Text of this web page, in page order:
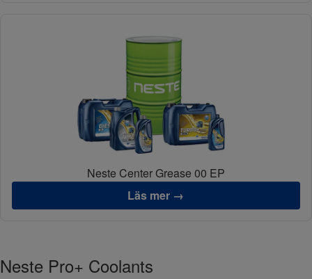
Neste Center Grease 00 EP
Läs mer →
Neste Pro+ Coolants